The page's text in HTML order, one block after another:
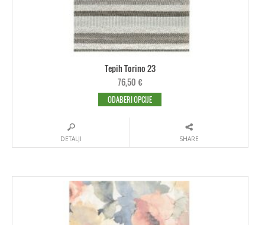
Tepih Torino 23
76,50 €
ODABERI OPCIJE
DETALJI SHARE